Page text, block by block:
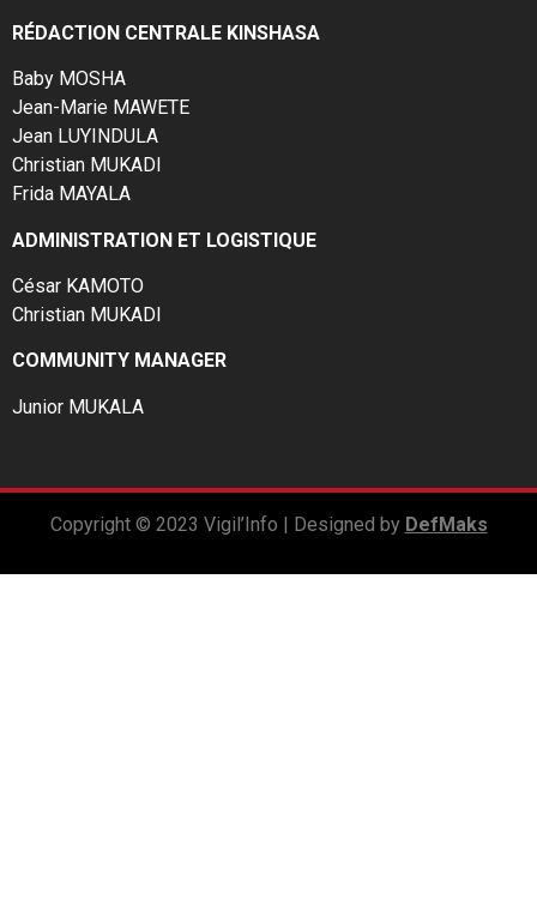
RÉDACTION CENTRALE KINSHASA
Baby MOSHA
Jean-Marie MAWETE
Jean LUYINDULA
Christian MUKADI
Frida MAYALA
ADMINISTRATION ET LOGISTIQUE
César KAMOTO
Christian MUKADI
COMMUNITY MANAGER
Junior MUKALA
Copyright © 2023 Vigil’Info | Designed by DefMaks